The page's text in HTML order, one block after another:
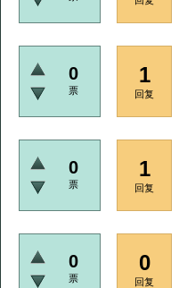
0
票
1
回复
0
票
1
回复
0
票
0
回复